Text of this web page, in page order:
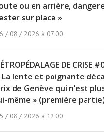
ou en arrière,
sur place »
/ 08 / 2026 à 07:00
DE CRISE
La lente et poignante
de Genève qui n’est
même » (première partie)
/ 08 / 2026 à 12:00